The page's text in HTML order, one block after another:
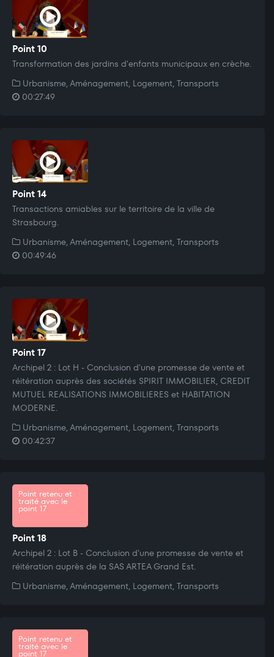
Point 10
Transformation des jardins d'enfants municipaux en crèche.
Urbanisme, Aménagement, Logement, Transports
00:27:49
Point 14
Transactions amiables sur le territoire de la ville de
Strasbourg.
Urbanisme, Aménagement, Logement, Transports
00:49:46
Point 17
Archipel 2 : Lot H - Conclusion d'une promesse de vente et
réitération auprès des sociétés SPIRIT IMMOBILIER, CREDIT
MUTUEL REALISATIONS IMMOBILIERES et HABITATION
MODERNE.
Urbanisme, Aménagement, Logement, Transports
00:42:37
Point retenu et
traité avec le
point 17
Point 18
Archipel 2 : Lot B - Conclusion d'une promesse de vente et
réitération auprès de la SAS ARTEA Grand Est.
Urbanisme, Aménagement, Logement, Transports
Point retenu et
traité avec le
point 17